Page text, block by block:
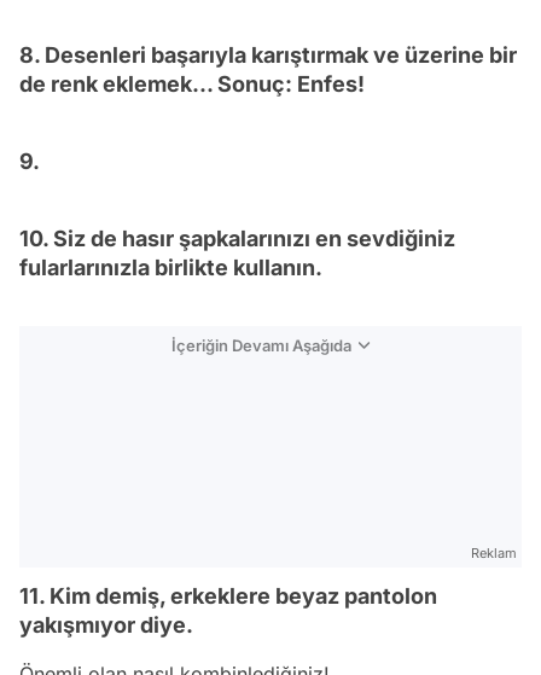
8. Desenleri başarıyla karıştırmak ve üzerine bir
de renk eklemek... Sonuç: Enfes!
9.
10. Siz de hasır şapkalarınızı en sevdiğiniz
fularlarınızla birlikte kullanın.
İçeriğin Devamı Aşağıda
Reklam
11. Kim demiş, erkeklere beyaz pantolon
yakışmıyor diye.